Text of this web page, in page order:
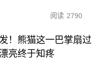
阅读 2790
！熊猫这一巴掌扇过
亮终于知疼